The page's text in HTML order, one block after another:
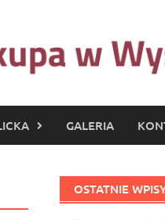
GALERIA
OSTATNIE